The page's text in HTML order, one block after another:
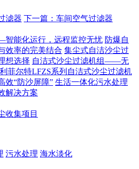
滤器 下一篇：车间空气过滤器
能化运行，远程监控无忧 防爆自
率的完美结合 集尘式自洁沙尘过
想选择 自洁式沙尘过滤机组——无
利菲尔特LFZS系列自洁式沙尘过滤机
“防沙屏障” 生活一体化污水处理
解决方案
收集项目
污水处理 海水淡化